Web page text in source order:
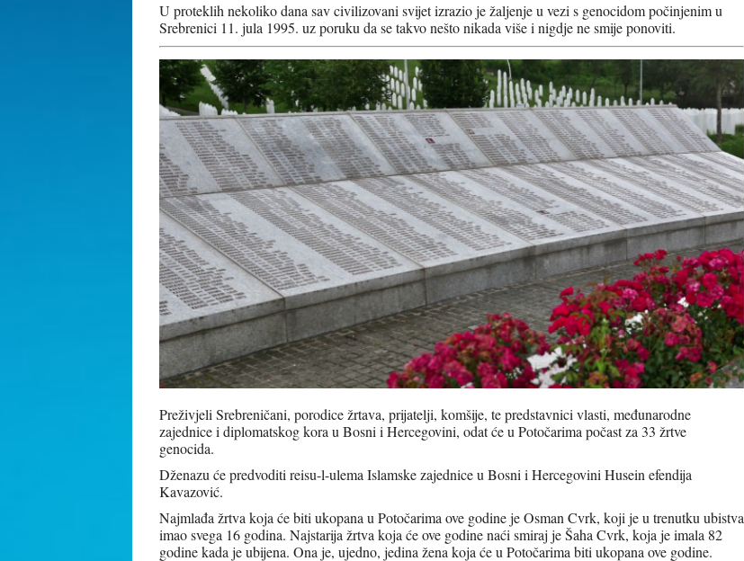
U proteklih nekoliko dana sav civilizovani svijet izrazio je žaljenje u vezi s genocidom počinjenim u
Srebrenici 11. jula 1995. uz poruku da se takvo nešto nikada više i nigdje ne smije ponoviti.
Preživjeli Srebreničani, porodice žrtava, prijatelji, komšije, te predstavnici vlasti, međunarodne
zajednice i diplomatskog kora u Bosni i Hercegovini, odat će u Potočarima počast za 33 žrtve
genocida.
Dženazu će predvoditi reisu-l-ulema Islamske zajednice u Bosni i Hercegovini Husein efendija
Kavazović.
Najmlađa žrtva koja će biti ukopana u Potočarima ove godine je Osman Cvrk, koji je u trenutku ubistva
imao svega 16 godina. Najstarija žrtva koja će ove godine naći smiraj je Šaha Cvrk, koja je imala 82
godine kada je ubijena. Ona je, ujedno, jedina žena koja će u Potočarima biti ukopana ove godine.